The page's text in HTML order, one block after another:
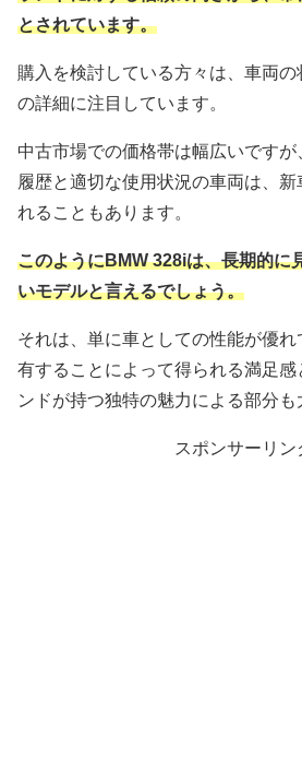
とされています。
購入を検討している方々は、車両
の詳細に注目しています。
中古市場での価格帯は幅広いです
履歴と適切な使用状況の車両は、
れることもあります。
このようにBMW 328iは、長期的に
いモデルと言えるでしょう。
それは、単に車としての性能が優
有することによって得られる満足感
ンドが持つ独特の魅力による部分も
スポンサーリン